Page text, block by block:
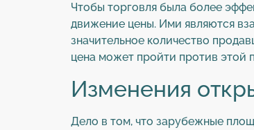
Чтобы торговля была более
движение цены. Ими являются
значительное количество
цена может пройти против этой
Изменения
Дело в том, что зарубежные